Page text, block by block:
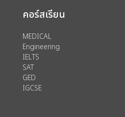
คอร์สเรียน
MEDICAL
Engineering
IELTS
SAT
GED
IGCSE